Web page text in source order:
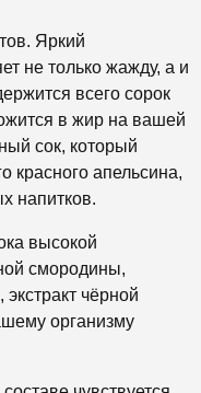
Яркий
не только жажду, а и
всего сорок
в жир на вашей
сок, который
красного апельсина,
напитков.
высокой
смородины,
чёрной
организму